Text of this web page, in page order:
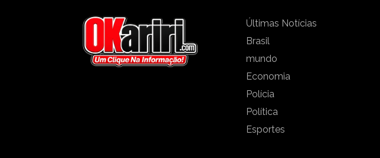
Últimas Notícias
Brasil
mundo
Economia
Polícia
Política
Esportes